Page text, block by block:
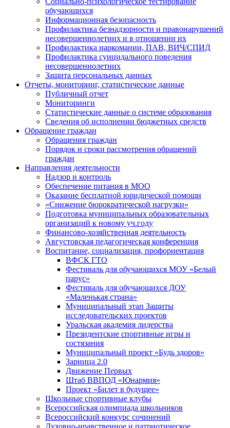
обучающихся
Информационная безопасность
Профилактика безнадзорности и правонарушений
несовершеннолетних и в отношении их
Профилактика наркомании, ПАВ, ВИЧ/СПИД
Профилактика суицидального поведения
несовершеннолетних
Защита персональных данных
Отчеты, мониторинг, статистические данные
Публичный отчет
Мониторинги
Статистические данные о системе образования
Сведения об исполнении бюджетных средств
Обращение граждан
Обращения граждан
Порядок и сроки рассмотрения обращений
граждан
Направления деятельности
Надзор и контроль
Обеспечение питания в МОО
Оказание бесплатной юридической помощи
«Снижение бюрократической нагрузки»
Подготовка муниципальных образовательных
организаций к новому уч.году
Финансово-хозяйственная деятельность
Августовская педагогическая конференция
Воспитание, социализация, профориентация
ВФСК ГТО
Фестиваль для обучающихся МОУ «Белый
парус»
Фестиваль для обучающихся ДОУ
«Маленькая страна»
Муниципальный этап Защиты
исследовательских проектов
Уральская академия лидерства
Президентские спортивные игры и
состязания
Муниципальный проект «Будь здоров»
Зарница 2.0
Движение Первых
Штаб ВВПОД «Юнармия»
Проект «Билет в будущее»
Школьные спортивные клубы
Всероссийская олимпиада школьников
Всероссийский конкурс сочинений
Духовно-нравственное и патриотическое